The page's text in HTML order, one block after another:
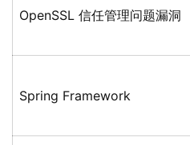
OpenSSL 信任管理问题漏洞
Spring Framework